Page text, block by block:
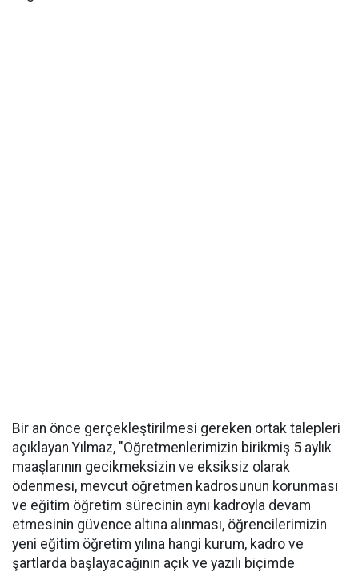
Bir an önce gerçekleştirilmesi gereken ortak talepleri
açıklayan Yılmaz, "Öğretmenlerimizin birikmiş 5 aylık
maaşlarının gecikmeksizin ve eksiksiz olarak
ödenmesi, mevcut öğretmen kadrosunun korunması
ve eğitim öğretim sürecinin aynı kadroyla devam
etmesinin güvence altına alınması, öğrencilerimizin
yeni eğitim öğretim yılına hangi kurum, kadro ve
şartlarda başlayacağının açık ve yazılı biçimde